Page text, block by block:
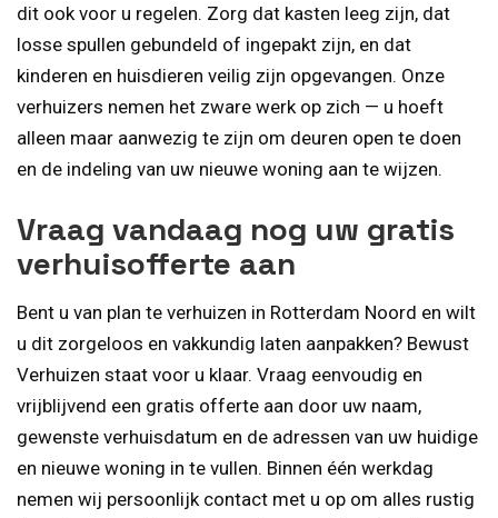
dit ook voor u regelen. Zorg dat kasten leeg zijn, dat
losse spullen gebundeld of ingepakt zijn, en dat
kinderen en huisdieren veilig zijn opgevangen. Onze
verhuizers nemen het zware werk op zich — u hoeft
alleen maar aanwezig te zijn om deuren open te doen
en de indeling van uw nieuwe woning aan te wijzen.
Vraag vandaag nog uw gratis
verhuisofferte aan
Bent u van plan te verhuizen in Rotterdam Noord en wilt
u dit zorgeloos en vakkundig laten aanpakken? Bewust
Verhuizen staat voor u klaar. Vraag eenvoudig en
vrijblijvend een gratis offerte aan door uw naam,
gewenste verhuisdatum en de adressen van uw huidige
en nieuwe woning in te vullen. Binnen één werkdag
nemen wij persoonlijk contact met u op om alles rustig